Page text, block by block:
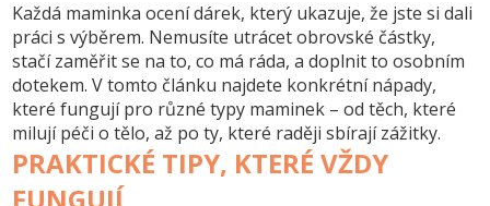
Každá maminka ocení dárek, který ukazuje, že jste si dali
práci s výběrem. Nemusíte utrácet obrovské částky,
stačí zaměřit se na to, co má ráda, a doplnit to osobním
dotekem. V tomto článku najdete konkrétní nápady,
které fungují pro různé typy maminek – od těch, které
milují péči o tělo, až po ty, které raději sbírají zážitky.
PRAKTICKÉ TIPY, KTERÉ VŽDY